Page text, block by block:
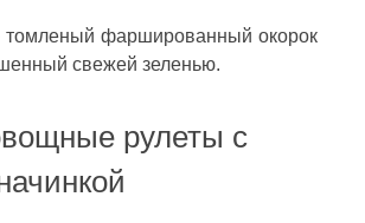
томленый фаршированный окорок
свежей зеленью.
рулеты с